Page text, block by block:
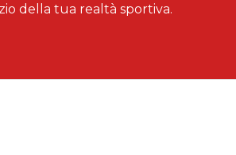
della tua realtà sportiva.